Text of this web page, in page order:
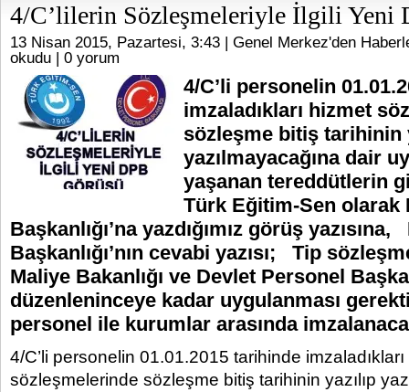
4/C’lilerin Sözleşmeleriyle İlgili Yeni
13 Nisan 2015, Pazartesi, 3:43 | Genel Merkez'den
okudu | 0 yorum
4/C’li personelin
imzaladıkları hizmet
sözleşme bitiş tarihinin
yazılmayacağına dair
yaşanan tereddütlerin
Türk Eğitim-Sen olarak
Başkanlığı’na yazdığımız görüş
Başkanlığı’nın cevabi yazısı; Tip
Maliye Bakanlığı ve Devlet Personel
düzenleninceye kadar uygulanması
personel ile kurumlar arasında
4/C’li personelin 01.01.2015 tarihinde
sözleşmelerinde sözleşme bitiş tarihinin yazılıp